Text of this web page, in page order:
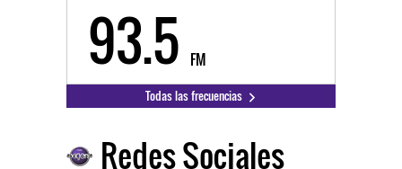
93.5 FM
Todas las frecuencias
Redes Sociales